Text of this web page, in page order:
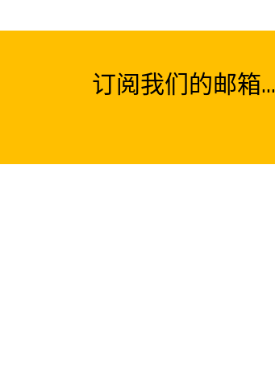
订阅我们的邮箱...